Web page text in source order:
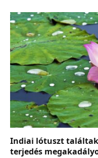
Indiai lótuszt találtak
terjedés